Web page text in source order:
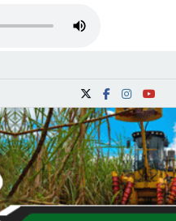
Florida de
de Florida, Camagüey,